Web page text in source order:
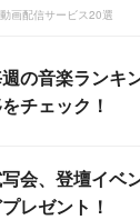
画配信サービス20選
の音楽ランキ
チェック！
会、登壇イベ
レゼント！